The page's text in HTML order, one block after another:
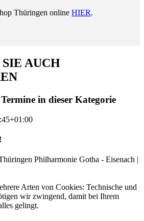
Thüringen onlineHIER.
AUCH
in dieser Kategorie
Philharmonie Gotha - Eisenach |
Arten von Cookies: Technische und
wir zwingend, damit bei Ihrem
gelingt.